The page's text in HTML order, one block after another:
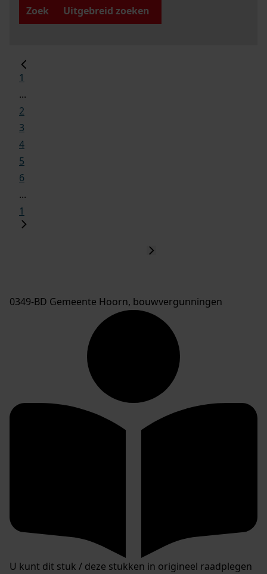
Zoek
Uitgebreid zoeken
1
...
2
3
4
5
6
...
1
0349-BD Gemeente Hoorn, bouwvergunningen
U kunt dit stuk / deze stukken in origineel raadplegen